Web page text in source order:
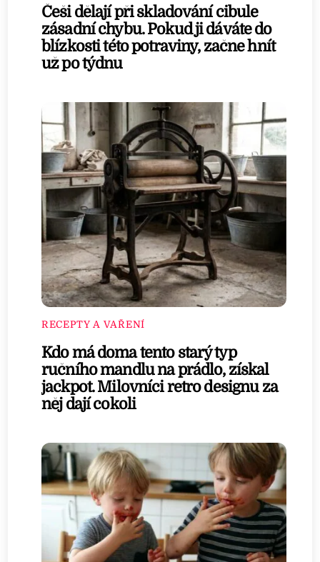
Češi dělají při skladování cibule
zásadní chybu. Pokud ji dáváte do
blízkosti této potraviny, začne hnít
už po týdnu
RECEPTY A VAŘENÍ
Kdo má doma tento starý typ
ručního mandlu na prádlo, získal
jackpot. Milovníci retro designu za
něj dají cokoli